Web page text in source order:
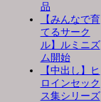
品
【みんなで育
てるサーク
ル】ルミニズ
ム開始
【中出し】ヒ
ロインセック
ス集シリーズ